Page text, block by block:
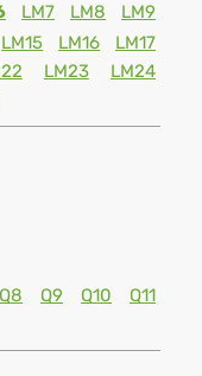
LM7 LM8
LM9
LM15 LM16
LM17
LM23
LM24
Q8 Q9 Q10
Q11